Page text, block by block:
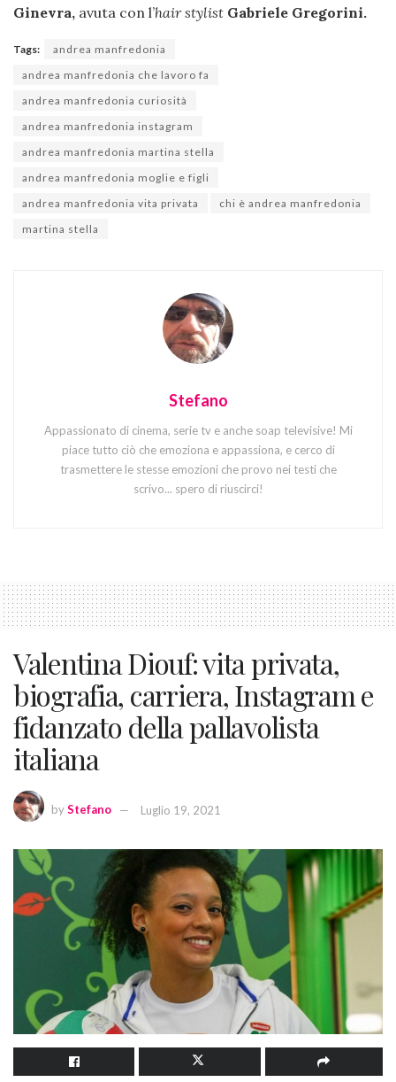
Ginevra, avuta con l’hair stylist Gabriele Gregorini.
Tags:
andrea manfredonia
andrea manfredonia che lavoro fa
andrea manfredonia curiosità
andrea manfredonia instagram
andrea manfredonia martina stella
andrea manfredonia moglie e figli
andrea manfredonia vita privata
chi è andrea manfredonia
martina stella
Stefano
Appassionato di cinema, serie tv e anche soap televisive! Mi
piace tutto ciò che emoziona e appassiona, e cerco di
trasmettere le stesse emozioni che provo nei testi che
scrivo... spero di riuscirci!
Valentina Diouf: vita privata,
biografia, carriera, Instagram e
fidanzato della pallavolista
italiana
byStefano Luglio 19, 2021